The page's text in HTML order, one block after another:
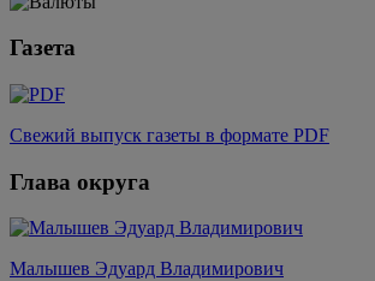
Газета
Свежий выпуск газеты в формате PDF
Глава округа
Малышев Эдуард Владимирович